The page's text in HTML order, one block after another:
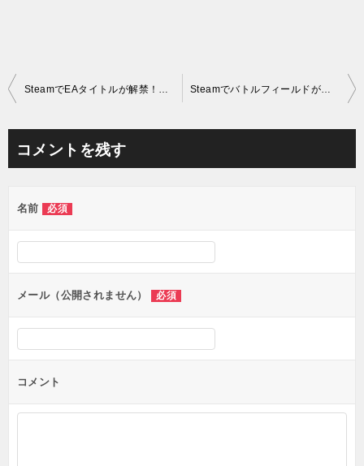
投
ビ
ー
シ
ョ
ン
SteamでEAタイトルが解禁！ついにOriginなしでプレイできる！ Steamでバトルフィールドが配信開始！BF1～BFVまでシリーズを網羅！
コメントを残す
名前 必須
メール（公開されません） 必須
コメント